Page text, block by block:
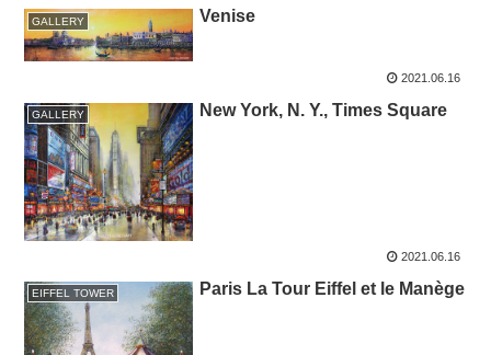
GALLERY Venise
2021.06.16
GALLERY New York, N. Y., Times Square
2021.06.16
EIFFEL TOWER Paris La Tour Eiffel et le Manège